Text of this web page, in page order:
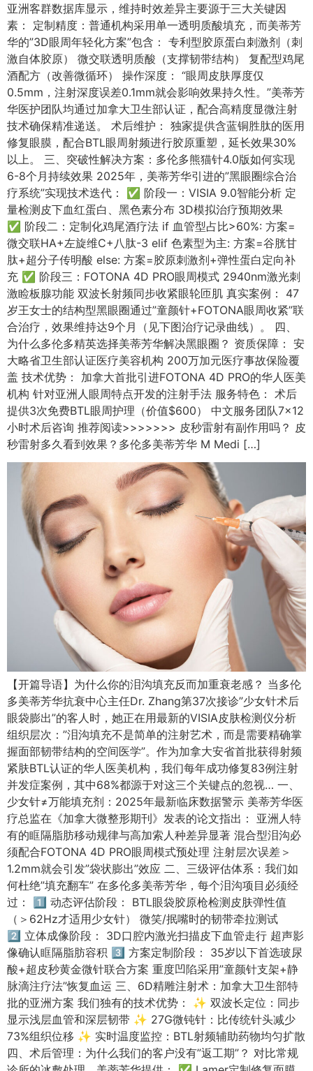
亚洲客群数据库显示，维持时效差异主要源于三大关键因
素： 定制精度：普通机构采用单一透明质酸填充，而美蒂芳
华的”3D眼周年轻化方案”包含： 专利型胶原蛋白刺激剂（刺
激自体胶原） 微交联透明质酸（支撑韧带结构） 复配型鸡尾
酒配方（改善微循环） 操作深度： “眼周皮肤厚度仅
0.5mm，注射深度误差0.1mm就会影响效果持久性。”美蒂芳
华医护团队均通过加拿大卫生部认证，配合高精度显微注射
技术确保精准递送。 术后维护： 独家提供含蓝铜胜肽的医用
修复眼膜，配合BTL眼周射频进行胶原重塑，延长效果30%
以上。 三、突破性解决方案：多伦多熊猫针4.0版如何实现
6-8个月持续效果 2025年，美蒂芳华引进的”黑眼圈综合治
疗系统”实现技术迭代： ✅ 阶段一：VISIA 9.0智能分析 定
量检测皮下血红蛋白、黑色素分布 3D模拟治疗预期效果
✅ 阶段二：定制化鸡尾酒疗法 if 血管型占比>60%: 方案=
微交联HA+左旋维C+八肽-3 elif 色素型为主: 方案=谷胱甘
肽+超分子传明酸 else: 方案=胶原刺激剂+弹性蛋白定向补
充 ✅ 阶段三：FOTONA 4D PRO眼周模式 2940nm激光刺
激睑板腺功能 双波长射频同步收紧眼轮匝肌 真实案例： 47
岁王女士的结构型黑眼圈通过”童颜针+FOTONA眼周收紧”联
合治疗，效果维持达9个月（见下图治疗记录曲线）。 四、
为什么多伦多精英选择美蒂芳华解决黑眼圈？ 资质保障： 安
大略省卫生部认证医疗美容机构 200万加元医疗事故保险覆
盖 技术优势： 加拿大首批引进FOTONA 4D PRO的华人医美
机构 针对亚洲人眼周特点开发的注射手法 服务特色： 术后
提供3次免费BTL眼周护理（价值$600） 中文服务团队7×12
小时术后咨询 推荐阅读>>>>>>> 皮秒雷射有副作用吗？ 皮
秒雷射多久看到效果？多伦多美蒂芳华 M Medi […]
【开篇导语】为什么你的泪沟填充反而加重衰老感？ 当多伦
多美蒂芳华抗衰中心主任Dr. Zhang第37次接诊”少女针术后
眼袋膨出”的客人时，她正在用最新的VISIA皮肤检测仪分析
组织层次：”泪沟填充不是简单的注射艺术，而是需要精确掌
握面部韧带结构的空间医学”。作为加拿大安省首批获得射频
紧肤BTL认证的华人医美机构，我们每年成功修复83例注射
并发症案例，其中68%都源于对这三个关键点的忽视… 一、
少女针≠万能填充剂：2025年最新临床数据警示 美蒂芳华医
疗总监在《加拿大微整形期刊》发表的论文指出： 亚洲人特
有的眶隔脂肪移动规律与高加索人种差异显著 混合型泪沟必
须配合FOTONA 4D PRO眼周模式预处理 注射层次误差＞
1.2mm就会引发”袋状膨出”效应 二、三级评估体系：我们如
何杜绝”填充翻车” 在多伦多美蒂芳华，每个泪沟项目必须经
过： 1️⃣ 动态评估阶段： BTL眼袋胶原枪检测皮肤弹性值
（＞62Hz才适用少女针） 微笑/抿嘴时的韧带牵拉测试
2️⃣ 立体成像阶段： 3D口腔内激光扫描皮下血管走行 超声影
像确认眶隔脂肪容积 3️⃣ 方案定制阶段： 35岁以下首选玻尿
酸+超皮秒黄金微针联合方案 重度凹陷采用”童颜针支架+静
脉滴注疗法”恢复血运 三、6D精雕注射术：加拿大卫生部特
批的亚洲方案 我们独有的技术优势： ✨ 双波长定位：同步
显示浅层血管和深层韧带 ✨ 27G微钝针：比传统针头减少
73%组织位移 ✨ 实时温度监控：BTL射频辅助药物均匀扩散
四、术后管理：为什么我们的客户没有”返工期”？ 对比常规